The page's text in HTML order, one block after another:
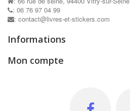
: 06 76 97 04 99
: contact@livres-et-stickers.com
Informations
Mon compte